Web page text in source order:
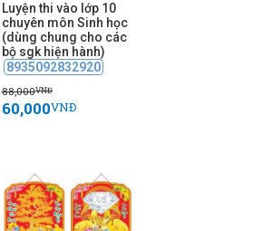
Luyện thi vào lớp 10
chuyên môn Sinh học
(dùng chung cho các
bộ sgk hiện hành)
8935092832920
88,000VNĐ
60,000VNĐ